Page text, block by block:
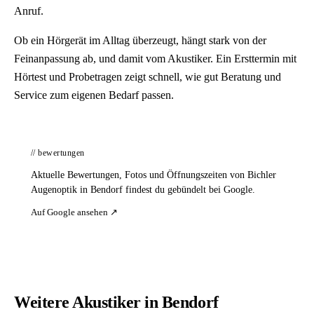
Anruf.
Ob ein Hörgerät im Alltag überzeugt, hängt stark von der
Feinanpassung ab, und damit vom Akustiker. Ein Ersttermin mit
Hörtest und Probetragen zeigt schnell, wie gut Beratung und
Service zum eigenen Bedarf passen.
// bewertungen
Aktuelle Bewertungen, Fotos und Öffnungszeiten von Bichler
Augenoptik in Bendorf findest du gebündelt bei Google.
Auf Google ansehen ↗
Weitere Akustiker in Bendorf